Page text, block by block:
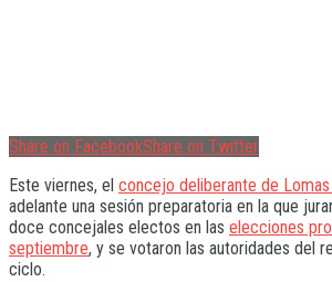
Share on FacebookShare on Twitter
Este viernes, el concejo deliberante de
adelante una sesión preparatoria en la que
doce concejales electos en las elecciones
septiembre, y se votaron las autoridades del
ciclo.